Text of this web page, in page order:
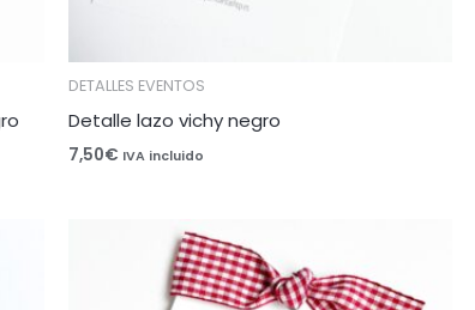
DETALLES EVENTOS
Detalle lazo vichy negro
7,50€ IVA incluido